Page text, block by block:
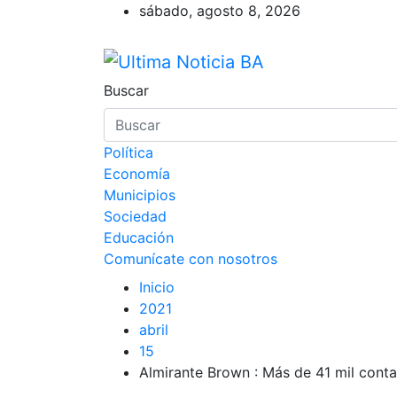
sábado, agosto 8, 2026
Ultima Noticia BA
Últimas noticias de la provincia
Buscar
Política
Economía
Municipios
Sociedad
Educación
Comunícate con nosotros
Inicio
2021
abril
15
Almirante Brown : Más de 41 mil